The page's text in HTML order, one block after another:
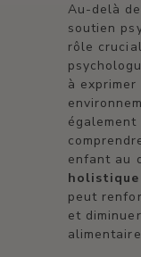
Au-delà
soutien
rôle
à
enfant au
holistique
peut
et